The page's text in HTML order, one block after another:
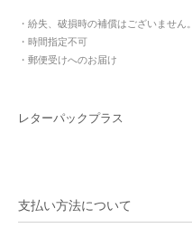
・紛失、破損時の補償はございません。
・時間指定不可
・郵便受けへのお届け
レターパックプラス
支払い方法について